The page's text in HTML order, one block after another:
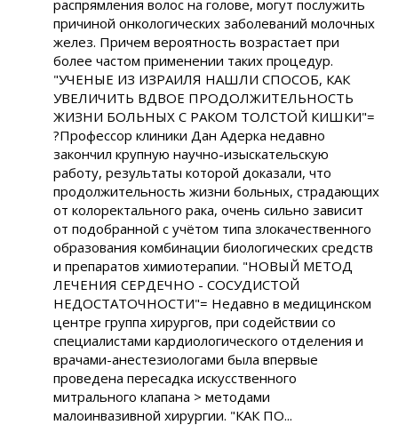
распрямления волос на голове, могут послужить
причиной онкологических заболеваний молочных
желез. Причем вероятность возрастает при
более частом применении таких процедур.
"УЧЕНЫЕ ИЗ ИЗРАИЛЯ НАШЛИ СПОСОБ, КАК
УВЕЛИЧИТЬ ВДВОЕ ПРОДОЛЖИТЕЛЬНОСТЬ
ЖИЗНИ БОЛЬНЫХ С РАКОМ ТОЛСТОЙ КИШКИ"=
?Профессор клиники Дан Адерка недавно
закончил крупную научно-изыскательскую
работу, результаты которой доказали, что
продолжительность жизни больных, страдающих
от колоректального рака, очень сильно зависит
от подобранной с учётом типа злокачественного
образования комбинации биологических средств
и препаратов химиотерапии. "НОВЫЙ МЕТОД
ЛЕЧЕНИЯ СЕРДЕЧНО - СОСУДИСТОЙ
НЕДОСТАТОЧНОСТИ"= Недавно в медицинском
центре группа хирургов, при содействии со
специалистами кардиологического отделения и
врачами-анестезиологами была впервые
проведена пересадка искусственного
митрального клапана > методами
малоинвазивной хирургии. "КАК ПО...